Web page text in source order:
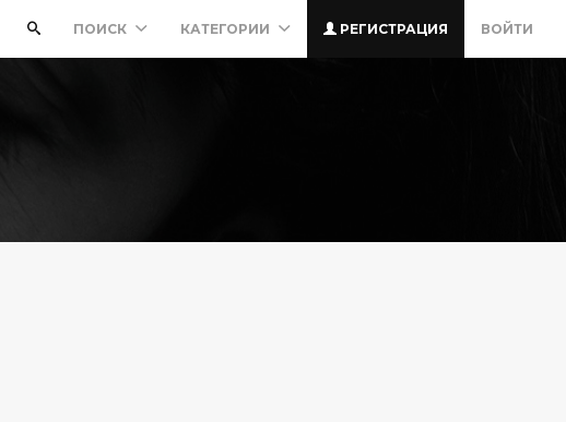
ПОИСК КАТЕГОРИИ РЕГИСТРАЦИЯ ВОЙТИ